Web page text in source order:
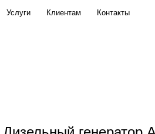
Услуги Клиентам Контакты